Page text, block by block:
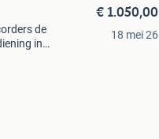
de
in
€ 1.050,00
18 mei 26